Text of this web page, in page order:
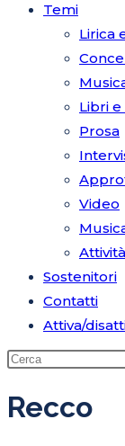
Temi
Lirica
Libri
Prosa
Video
Sostenitori
Contatti
Attiva/
Recco